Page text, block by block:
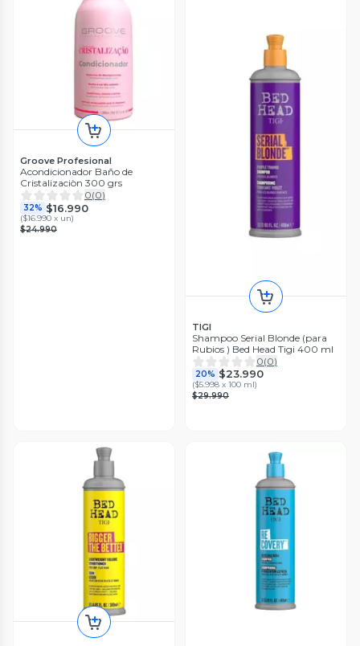
Groove Profesional
Acondicionador Baño de
Cristalizaciòn 300 grs
0(0)
32% $16.990
($16.990 x un)
$24.990
TIGI
Shampoo Serial Blonde (para
Rubios ) Bed Head Tigi 400 ml
0(0)
20% $23.990
($5.998 x 100 ml)
$29.990